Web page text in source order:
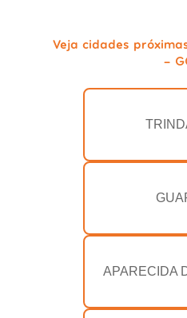
Veja cidades
-
APARECIDA